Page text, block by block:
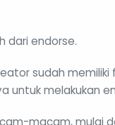
dari endorse.
sudah
untuk melakukan
macam, mulai